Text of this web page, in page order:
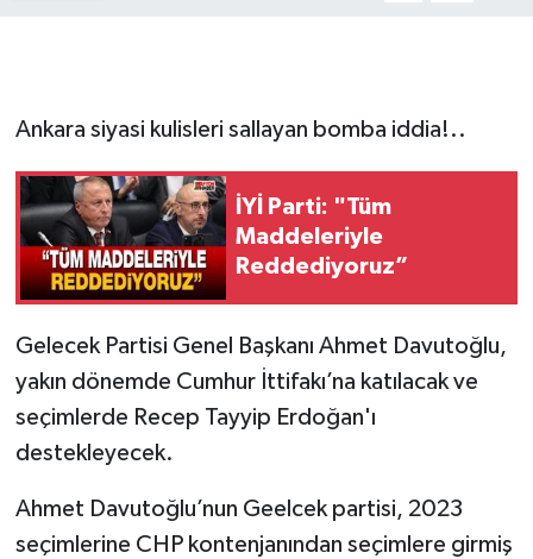
Ankara siyasi kulisleri sallayan bomba iddia!..
İYİ Parti: "Tüm
Maddeleriyle
Reddediyoruz”
Gelecek Partisi Genel Başkanı Ahmet Davutoğlu,
yakın dönemde Cumhur İttifakı’na katılacak ve
seçimlerde Recep Tayyip Erdoğan'ı
destekleyecek.
Ahmet Davutoğlu’nun Geelcek partisi, 2023
seçimlerine CHP kontenjanından seçimlere girmiş